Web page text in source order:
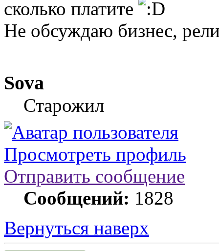
сколько платите
Не обсуждаю бизнес,
Sova
Старожил
Просмотреть профиль
Отправить сообщение
Сообщений: 1828
Вернуться наверх